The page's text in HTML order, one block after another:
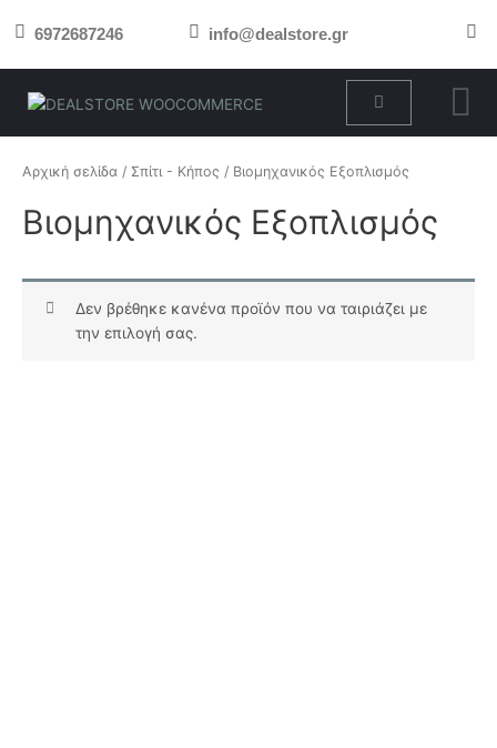
στο 6972687246 info@dealstore.gr
Cart
Αρχική σελίδα / Σπίτι - Κήπος / Βιομηχανικός Εξοπλισμός
Βιομηχανικός Εξοπλισμός
Δεν βρέθηκε κανένα προϊόν που να ταιριάζει με
την επιλογή σας.